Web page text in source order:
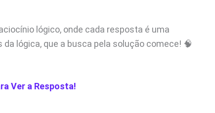
lógico, onde cada resposta é uma
lógica, que a busca pela solução comece! 🧠
Ver a Resposta!